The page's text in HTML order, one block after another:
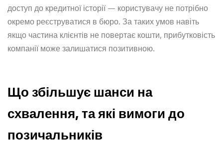
доступ до кредитної історії — користувачу не потрібно
окремо реєструватися в бюро. За таких умов навіть
якщо частина клієнтів не повертає кошти, прибутковість
компанії може залишатися позитивною.
Що збільшує шанси на
схвалення, та які вимоги до
позичальників